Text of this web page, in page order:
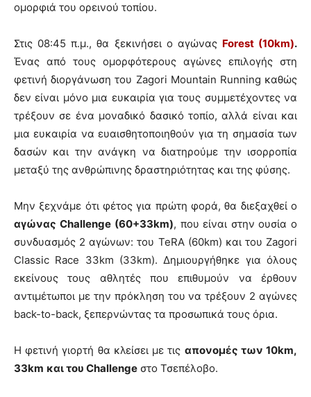
ομορφιά του ορεινού τοπίου.
Στις 08:45 π.μ., θα ξεκινήσει ο αγώνας Forest (10km).
Ένας από τους ομορφότερους αγώνες επιλογής στη
φετινή διοργάνωση του Zagori Mountain Running καθώς
δεν είναι μόνο μια ευκαιρία για τους συμμετέχοντες να
τρέξουν σε ένα μοναδικό δασικό τοπίο, αλλά είναι και
μια ευκαιρία να ευαισθητοποιηθούν για τη σημασία των
δασών και την ανάγκη να διατηρούμε την ισορροπία
μεταξύ της ανθρώπινης δραστηριότητας και της φύσης.
Μην ξεχνάμε ότι φέτος για πρώτη φορά, θα διεξαχθεί ο
αγώνας Challenge (60+33km), που είναι στην ουσία ο
συνδυασμός 2 αγώνων: του TeRA (60km) και του Zagori
Classic Race 33km (33km). Δημιουργήθηκε για όλους
εκείνους τους αθλητές που επιθυμούν να έρθουν
αντιμέτωποι με την πρόκληση του να τρέξουν 2 αγώνες
back-to-back, ξεπερνώντας τα προσωπικά τους όρια.
Η φετινή γιορτή θα κλείσει με τις απονομές των 10km,
33km και του Challenge στο Τσεπέλοβο.